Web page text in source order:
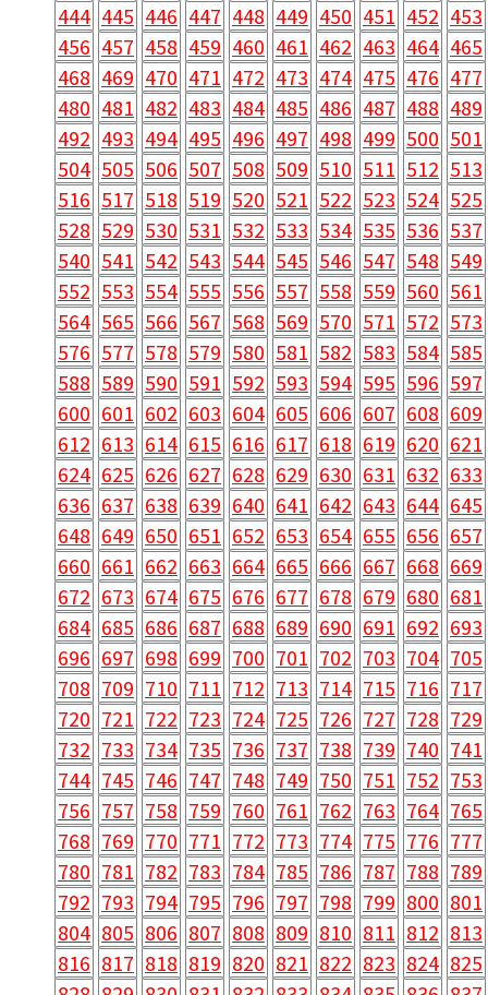
444 445 446 447 448 449 450 451 452 453
456 457 458 459 460 461 462 463 464 465
468 469 470 471 472 473 474 475 476 477
480 481 482 483 484 485 486 487 488 489
492 493 494 495 496 497 498 499 500 501
504 505 506 507 508 509 510 511 512 513
516 517 518 519 520 521 522 523 524 525
528 529 530 531 532 533 534 535 536 537
540 541 542 543 544 545 546 547 548 549
552 553 554 555 556 557 558 559 560 561
564 565 566 567 568 569 570 571 572 573
576 577 578 579 580 581 582 583 584 585
588 589 590 591 592 593 594 595 596 597
600 601 602 603 604 605 606 607 608 609
612 613 614 615 616 617 618 619 620 621
624 625 626 627 628 629 630 631 632 633
636 637 638 639 640 641 642 643 644 645
648 649 650 651 652 653 654 655 656 657
660 661 662 663 664 665 666 667 668 669
672 673 674 675 676 677 678 679 680 681
684 685 686 687 688 689 690 691 692 693
696 697 698 699 700 701 702 703 704 705
708 709 710 711 712 713 714 715 716 717
720 721 722 723 724 725 726 727 728 729
732 733 734 735 736 737 738 739 740 741
744 745 746 747 748 749 750 751 752 753
756 757 758 759 760 761 762 763 764 765
768 769 770 771 772 773 774 775 776 777
780 781 782 783 784 785 786 787 788 789
792 793 794 795 796 797 798 799 800 801
804 805 806 807 808 809 810 811 812 813
816 817 818 819 820 821 822 823 824 825